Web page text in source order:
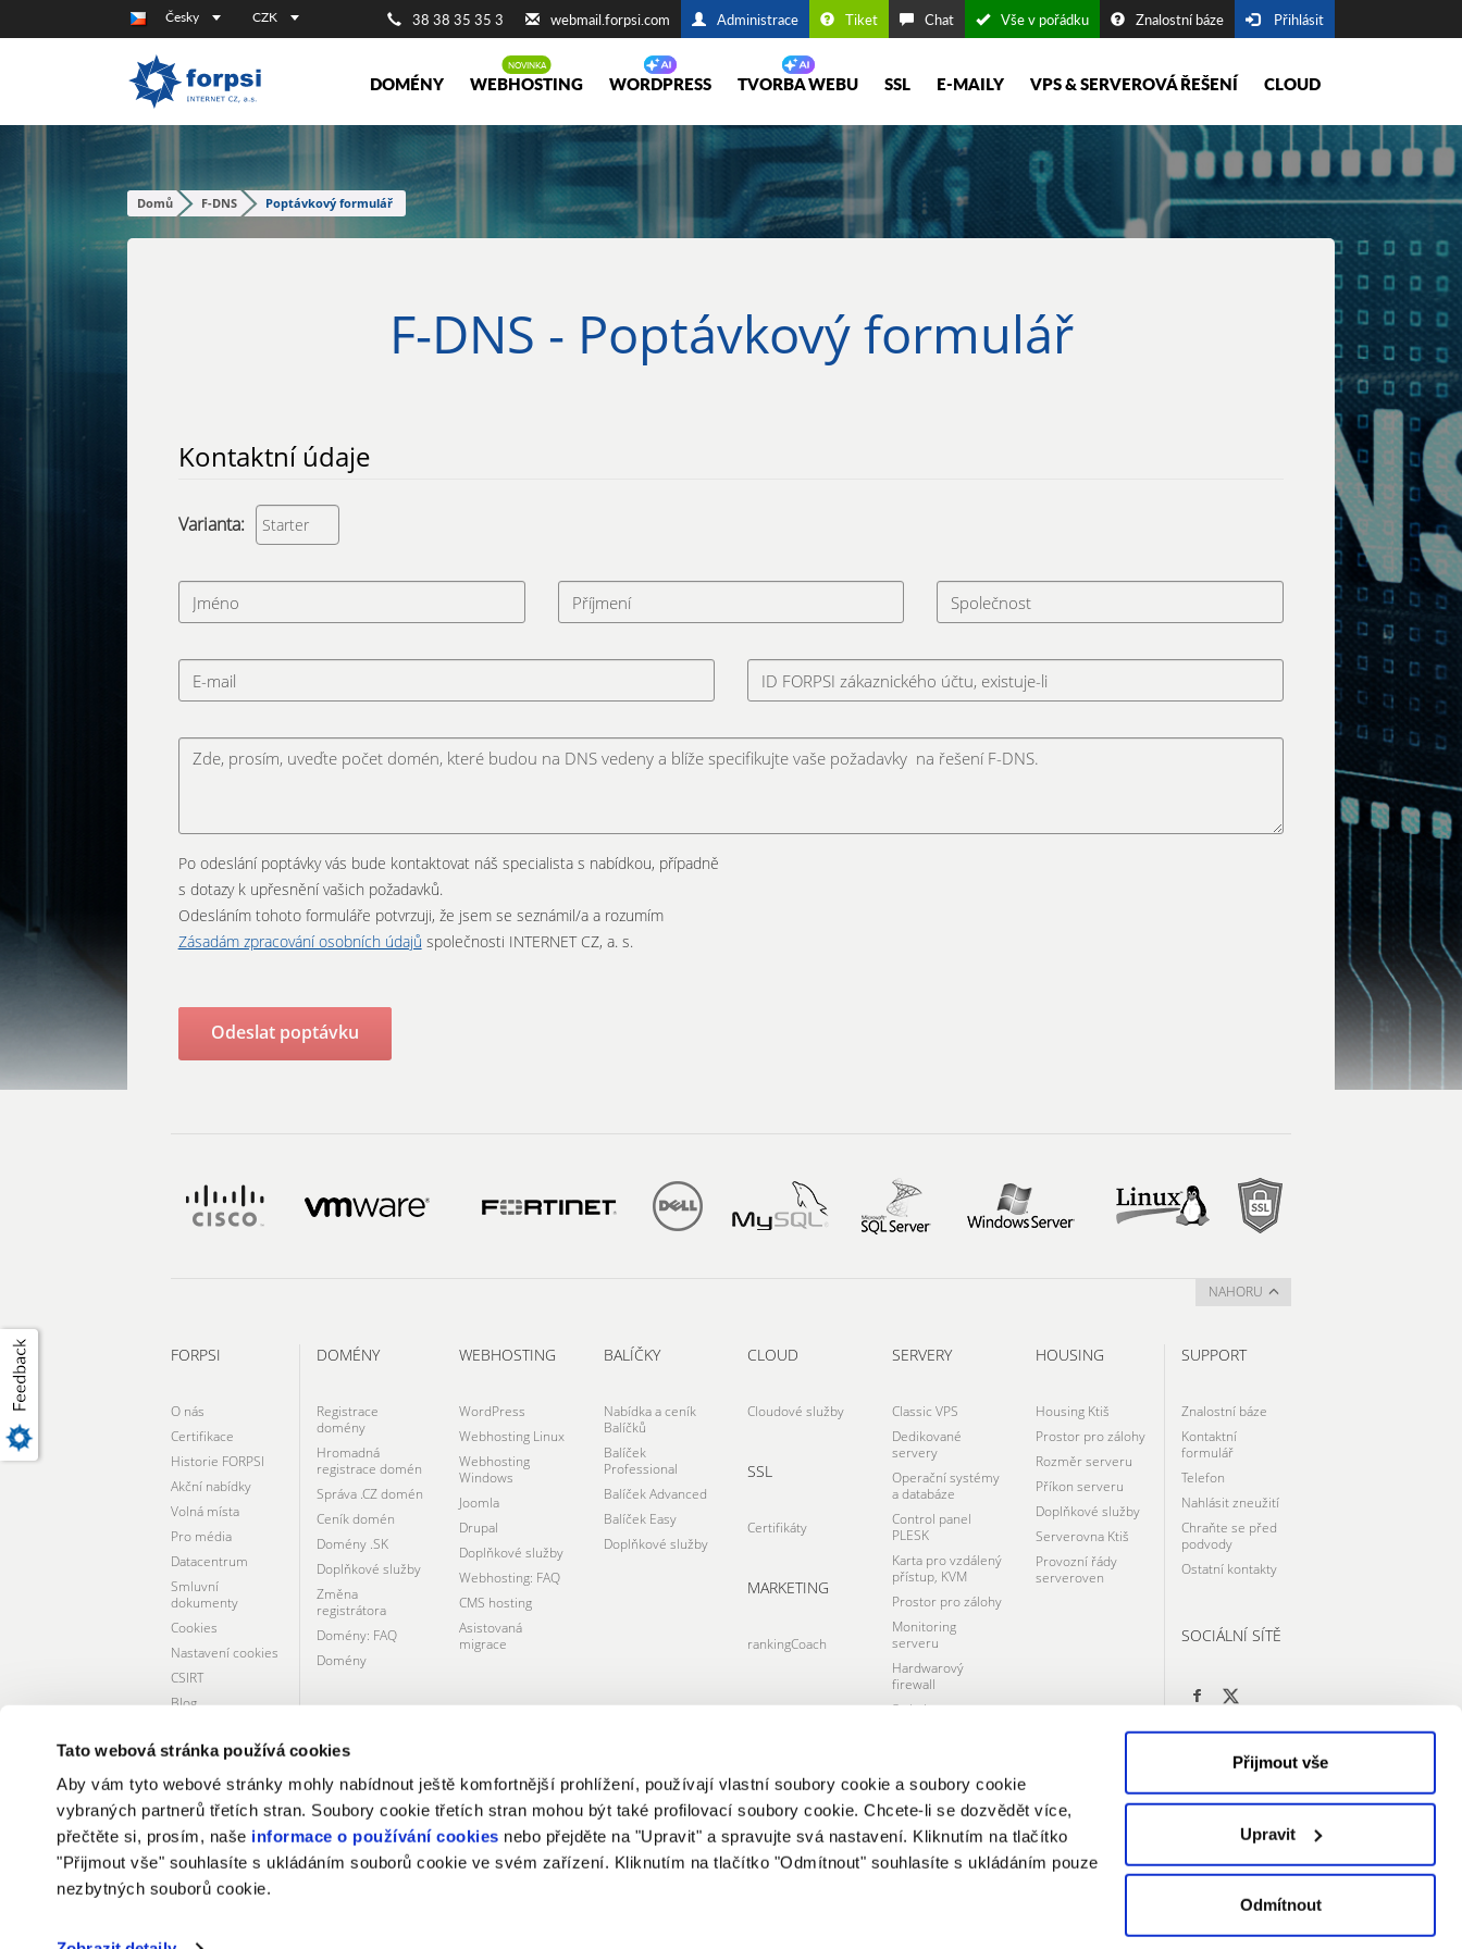
Tato webová stránka používá cookies
Aby vám tyto webové stránky mohly nabídnout ještě komfortnější prohlížení, používají vlastní soubory cookie a soubory cookie
vybraných partnerů třetích stran. Soubory cookie třetích stran mohou být také profilovací soubory cookie. Chcete-li se dozvědět více,
přečtěte si, prosím, naše informace o používání cookies nebo přejděte na "Upravit" a spravujte svá nastavení. Kliknutím na tlačítko
"Přijmout vše" souhlasíte s ukládáním souborů cookie ve svém zařízení. Kliknutím na tlačítko "Odmítnout" souhlasíte s ukládáním pouze
nezbytných souborů cookie.
Přijmout vše
Upravit
Odmítnout
Domů F-DNS Poptávkový formulář
F-DNS - Poptávkový formulář
Kontaktní údaje
Varianta:
Po odeslání poptávky vás bude kontaktovat náš specialista s nabídkou, případně
s dotazy k upřesnění vašich požadavků.
Odesláním tohoto formuláře potvrzuji, že jsem se seznámil/a a rozumím
Zásadám zpracování osobních údajů společnosti INTERNET CZ, a. s.
NAHORU
FORPSI
O nás
Certifikace
Historie FORPSI
Akční nabídky
Volná místa
Pro média
Datacentrum
Smluvní
dokumenty
Cookies
Nastavení cookies
CSIRT
Blog
Společenská
DOMÉNY
Registrace
domény
Hromadná
registrace domén
Správa .CZ domén
Ceník domén
Domény .SK
Doplňkové služby
Změna
registrátora
Domény: FAQ
Domény
WEBHOSTING
WordPress
Webhosting Linux
Webhosting
Windows
Joomla
Drupal
Doplňkové služby
Webhosting: FAQ
CMS hosting
Asistovaná
migrace
BALÍČKY
Nabídka a ceník
Balíčků
Balíček
Professional
Balíček Advanced
Balíček Easy
Doplňkové služby
CLOUD
Cloudové služby
SSL
Certifikáty
MARKETING
rankingCoach
SERVERY
Classic VPS
Dedikované
servery
Operační systémy
a databáze
Control panel
PLESK
Karta pro vzdálený
přístup, KVM
Prostor pro zálohy
Monitoring
serveru
Hardwarový
firewall
Switch pro
HOUSING
Housing Ktiš
Prostor pro zálohy
Rozměr serveru
Příkon serveru
Doplňkové služby
Serverovna Ktiš
Provozní řády
serveroven
SUPPORT
Znalostní báze
Kontaktní
formulář
Telefon
Nahlásit zneužití
Chraňte se před
podvody
Ostatní kontakty
SOCIÁLNÍ SÍTĚ
CERTIFIKÁTY A SLUŽBY
Česky CZK 38 38 35 35 3 webmail.forpsi.com Administrace Tiket Chat Vše v pořádku Znalostní báze Přihlásit
DOMÉNY WEBHOSTING WORDPRESS TVORBA WEBU SSL E-MAILY VPS & SERVEROVÁ ŘEŠENÍ CLOUD